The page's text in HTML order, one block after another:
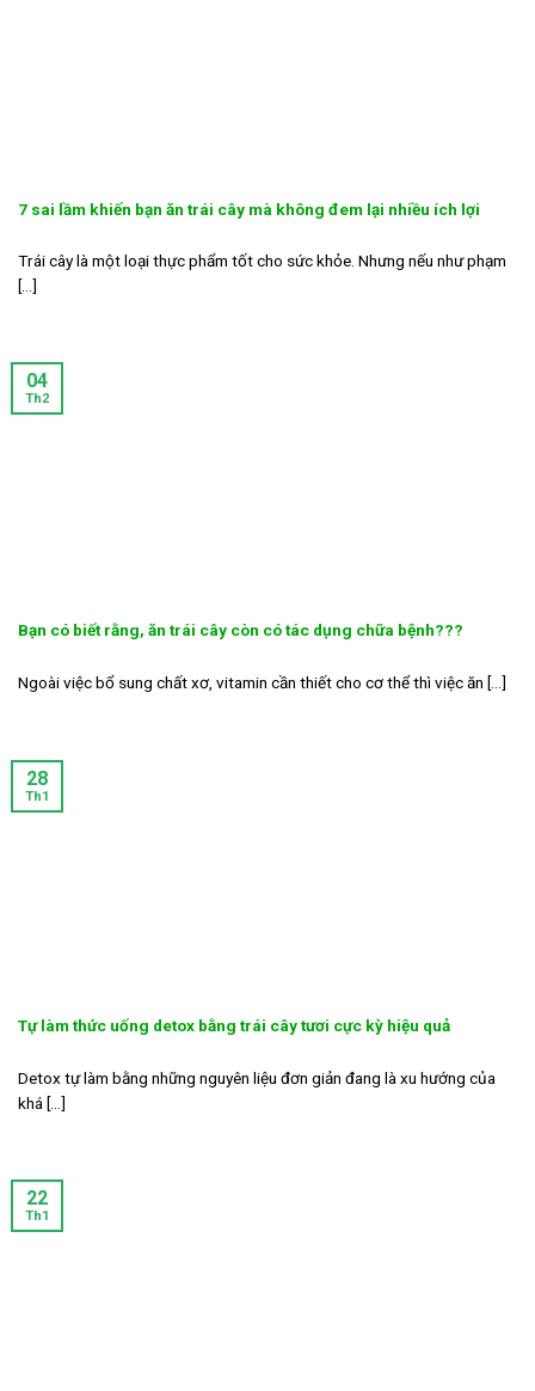
7 sai lầm khiến bạn ăn trái cây mà không đem lại nhiều ích lợi
Trái cây là một loại thực phẩm tốt cho sức khỏe. Nhưng nếu như phạm
[...]
Bạn có biết rằng, ăn trái cây còn có tác dụng chữa bệnh???
Ngoài việc bổ sung chất xơ, vitamin cần thiết cho cơ thể thì việc ăn [...]
04
Th2
Tự làm thức uống detox bằng trái cây tươi cực kỳ hiệu quả
Detox tự làm bằng những nguyên liệu đơn giản đang là xu hướng của
khá [...]
28
Th1
22
Th1